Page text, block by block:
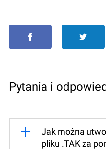
Pytania i
Jak można
pliku .TAK za